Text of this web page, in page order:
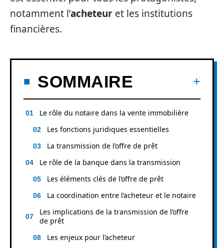
notamment l’acheteur et les institutions
financières.
SOMMAIRE
Le rôle du notaire dans la vente immobilière
Les fonctions juridiques essentielles
La transmission de l’offre de prêt
Le rôle de la banque dans la transmission
Les éléments clés de l’offre de prêt
La coordination entre l’acheteur et le notaire
Les implications de la transmission de l’offre
de prêt
Les enjeux pour l’acheteur